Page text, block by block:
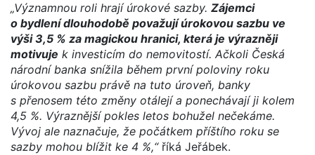
„Významnou roli hrají úrokové sazby. Zájemci
o bydlení dlouhodobě považují úrokovou sazbu ve
výši 3,5 % za magickou hranici, která je výrazněji
motivuje k investicím do nemovitostí. Ačkoli Česká
národní banka snížila během první poloviny roku
úrokovou sazbu právě na tuto úroveň, banky
s přenosem této změny otálejí a ponechávají ji kolem
4,5 %. Výraznější pokles letos bohužel nečekáme.
Vývoj ale naznačuje, že počátkem příštího roku se
sazby mohou blížit ke 4 %,“říká Jeřábek.